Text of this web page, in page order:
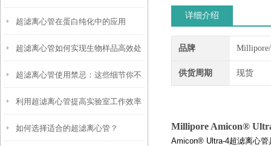
匹配指南
超滤离心管在蛋白纯化中的应用
超滤离心管如何实现生物样品高效处
理
超滤离心管使用禁忌：这些细节你不
能错过
利用超滤离心管提高实验室工作效率
如何选择适合的超滤离心管？
详细介绍
品牌
供货周期 现货
Millipore Amicon®
Amicon® Ultra-4超滤离心管